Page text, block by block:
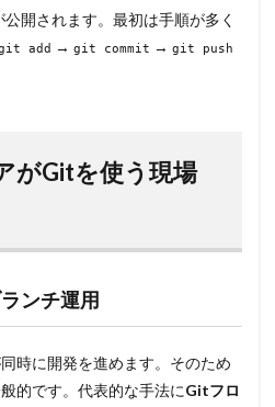
開されます。最初は手順が多く
add → git commit → git push
がGitを使う現場
ンチ運用
時に開発を進めます。そのため
的です。代表的な手法にGitフロ